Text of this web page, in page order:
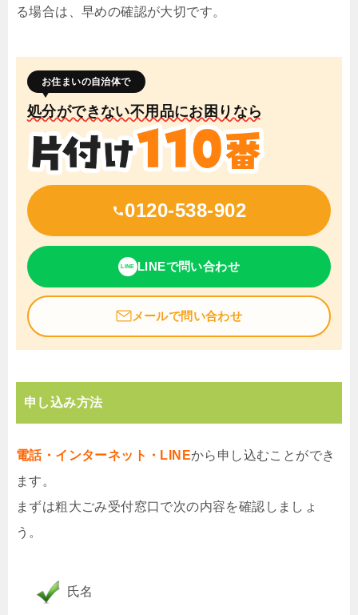
る場合は、早めの確認が大切です。
お住まいの自治体で
処分ができない不用品にお困りなら
0120-538-902
LINE LINEで問い合わせ
メールで問い合わせ
申し込み方法
電話・インターネット・LINEから申し込むことができ
ます。
まずは粗大ごみ受付窓口で次の内容を確認しましょ
う。
氏名